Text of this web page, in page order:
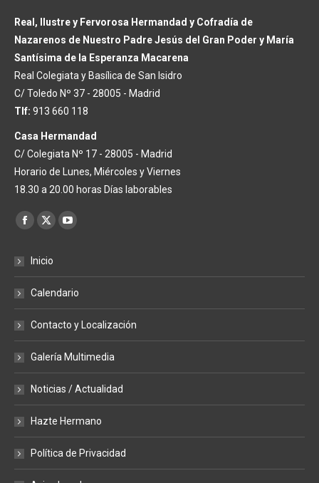
Real, Ilustre y Fervorosa Hermandad y Cofradía de
Nazarenos de Nuestro Padre Jesús del Gran Poder y María
Santísima de la Esperanza Macarena
Real Colegiata y Basílica de San Isidro
C/ Toledo Nº 37 - 28005 - Madrid
Tlf: 913 660 118
Casa Hermandad
C/ Colegiata Nº 17 - 28005 - Madrid
Horario de Lunes, Miércoles y Viernes
18.30 a 20.00 horas Días laborables
Encuéntranos en:
Facebook
opens
new
window
X
opens
window
YouTube
window
Inicio
Calendario
Contacto y Localización
Galería Multimedia
Noticias / Actualidad
Hazte Hermano
Política de Privacidad